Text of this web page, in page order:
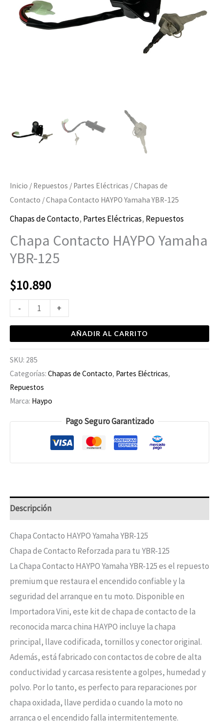
Inicio / Repuestos / Partes Eléctricas /Chapas de
Contacto / Chapa Contacto HAYPO Yamaha YBR-125
Chapas de Contacto, Partes Eléctricas, Repuestos
Chapa Contacto HAYPO Yamaha
YBR-125
$10.890
- +
AÑADIR AL CARRITO
SKU: 285
Categorías: Chapas de Contacto, Partes Eléctricas,
Repuestos
Marca: Haypo
Pago Seguro Garantizado
Descripción
Chapa Contacto HAYPO Yamaha YBR-125
Chapa de Contacto Reforzada para tu YBR-125
La Chapa Contacto HAYPO Yamaha YBR-125 es el repuesto
premium que restaura el encendido confiable y la
seguridad del arranque en tu moto. Disponible en
Importadora Vini, este kit de chapa de contacto de la
reconocida marca china HAYPO incluye la chapa
principal, llave codificada, tornillos y conector original.
Además, está fabricado con contactos de cobre de alta
conductividad y carcasa resistente a golpes, humedad y
polvo. Por lo tanto, es perfecto para reparaciones por
chapa oxidada, llave perdida o cuando la moto no
arranca o el encendido falla intermitentemente.